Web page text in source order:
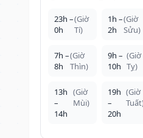
23h –
0h
(Giờ
Tí)
1h –
2h
(Giờ
Sửu)
7h –
8h
(Giờ
Thìn)
9h –
10h
(Giờ
Tỵ)
13h
–
14h
(Giờ
Mùi)
19h
–
20h
(Giờ